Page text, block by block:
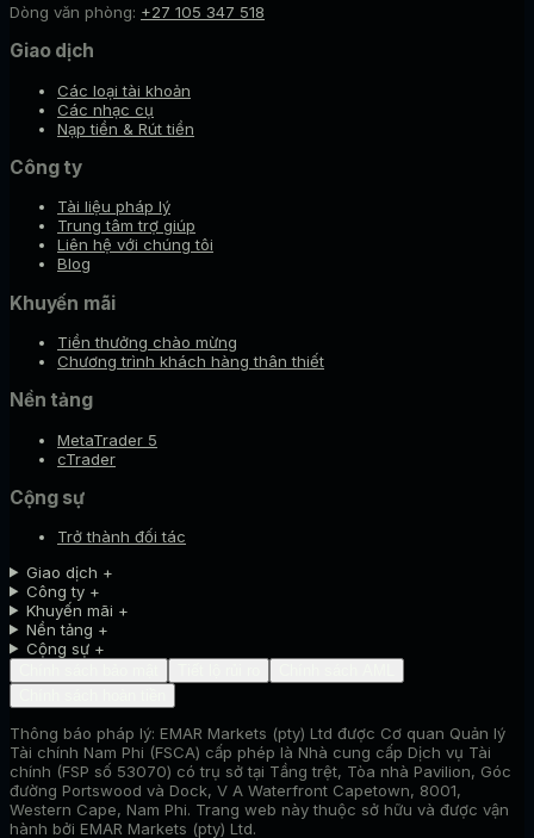
Dòng văn phòng: +27 105 347 518
Giao dịch
Các loại tài khoản
Các nhạc cụ
Nạp tiền & Rút tiền
Công ty
Tài liệu pháp lý
Trung tâm trợ giúp
Liên hệ với chúng tôi
Blog
Khuyến mãi
Tiền thưởng chào mừng
Chương trình khách hàng thân thiết
Nền tảng
MetaTrader 5
cTrader
Cộng sự
Trở thành đối tác
Giao dịch +
Công ty +
Khuyến mãi +
Nền tảng +
Cộng sự +
Thông báo pháp lý: EMAR Markets (pty) Ltd được Cơ quan Quản lý
Tài chính Nam Phi (FSCA) cấp phép là Nhà cung cấp Dịch vụ Tài
chính (FSP số 53070) có trụ sở tại Tầng trệt, Tòa nhà Pavilion, Góc
đường Portswood và Dock, V A Waterfront Capetown, 8001,
Western Cape, Nam Phi. Trang web này thuộc sở hữu và được vận
hành bởi EMAR Markets (pty) Ltd.